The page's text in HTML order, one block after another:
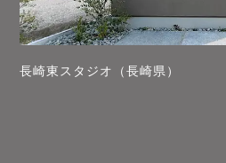
長崎東スタジオ（長崎県）